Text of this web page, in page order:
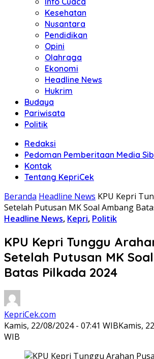
Kesehatan
Nusantara
Pendidikan
Opini
Olahraga
Ekonomi
Headline News
Hukrim
Budaya
Pariwisata
Politik
Redaksi
Pedoman Pemberitaan Media
Kontak
Tentang KepriCek
Beranda Headline News KPU Kepri
Setelah Putusan MK Soal Ambang
Headline News, Kepri, Politik
KPU Kepri Tunggu
Setelah Putusan MK
Batas Pilkada 2024
KepriCek.com
Kamis, 22/08/2024 - 07:41 WIBKamis,
WIB